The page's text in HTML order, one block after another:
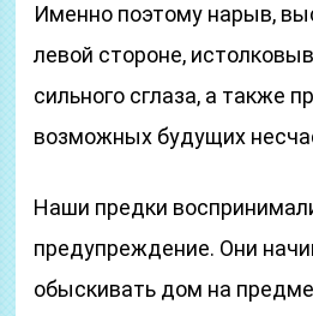
Именно поэтому нарыв,
левой стороне,
сильного сглаза, а также
возможных будущих
Наши предки
предупреждение. Они
обыскивать дом на